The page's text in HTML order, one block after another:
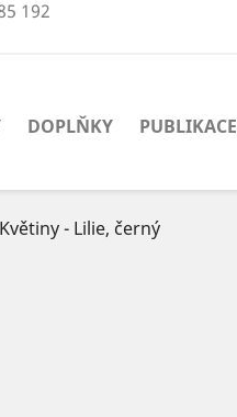
192
DOPLŇKY PUBLIKACE
- Lilie, černý